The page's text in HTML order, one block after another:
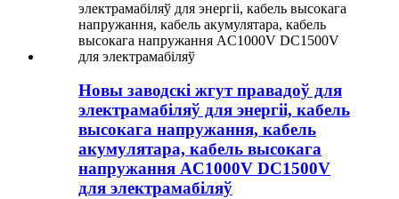
Новы заводскі жгут правадоў для
электрамабіляў для энергіі, кабель
высокага напружання, кабель
акумулятара, кабель высокага
напружання AC1000V DC1500V
для электрамабіляў